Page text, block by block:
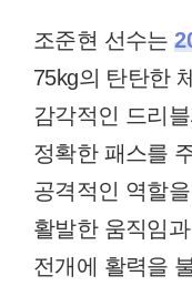
조준현 선수는
75kg의 탄탄한
감각적인 드리
정확한 패스를
공격적인 역할
활발한 움직임
전개에 활력을